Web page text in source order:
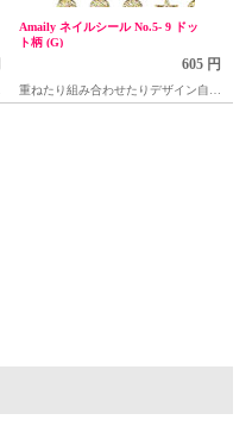
Amaily ネイルシール No.5- 9 ドッ
ト柄 (G)
605 円
重ねたり組み合わせたりデザイン自在
の貼るだけネイルシール